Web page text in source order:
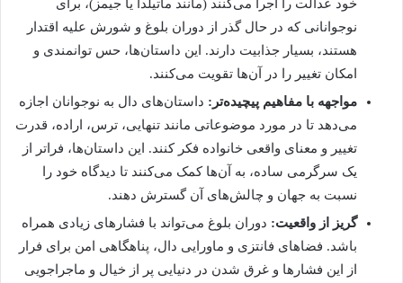
خود عدالت را اجرا می‌کنند (مانند ماتیلدا یا جیمز)، برای
نوجوانانی که در حال گذر از دوران بلوغ و شورش علیه اقتدار
هستند، بسیار جذابیت دارند. این داستان‌ها، حس توانمندی و
امکان تغییر را در آن‌ها تقویت می‌کنند.
مواجهه با مفاهیم پیچیده‌تر: داستان‌های دال به نوجوانان اجازه
می‌دهد تا در مورد موضوعاتی مانند تنهایی، ترس، اراده، قدرت
تغییر و معنای واقعی خانواده فکر کنند. این داستان‌ها، فراتر از
یک سرگرمی ساده، به آن‌ها کمک می‌کنند تا دیدگاه خود را
نسبت به جهان و چالش‌های آن گسترش دهند.
گریز از واقعیت: دوران بلوغ می‌تواند با فشارهای زیادی همراه
باشد. فضاهای فانتزی و ماورایی دال، پناهگاهی امن برای فرار
از این فشارها و غرق شدن در دنیایی پر از خیال و ماجراجویی